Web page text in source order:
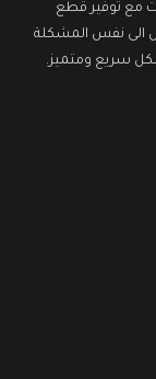
مع توفير قطع
الى نفس المشكلة
سريع ومتميز.